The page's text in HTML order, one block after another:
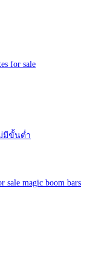
for sale
มีขั้นต่ำ
sale magic boom bars